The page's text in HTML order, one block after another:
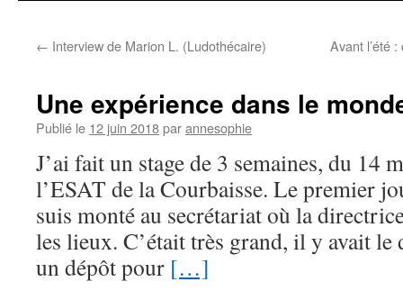
← Interview de Marion L. (Ludothécaire) Avant l’été
Une expérience dans le
Publié le 12 juin 2018parannesophie
J’ai fait un stage de 3 semaines, du 14
l’ESAT de la Courbaisse. Le premier
suis monté au secrétariat où la
les lieux. C’était très grand, il y avait le
un dépôt pour […]